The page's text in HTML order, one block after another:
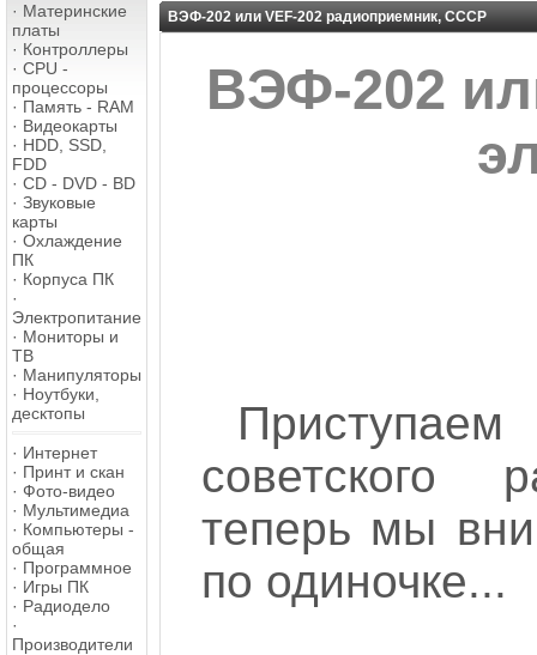
· Материнские
платы
· Контроллеры
· CPU -
процессоры
· Память - RAM
· Видеокарты
· HDD, SSD,
FDD
· CD - DVD - BD
· Звуковые
карты
· Охлаждение
ПК
· Корпуса ПК
·
Электропитание
· Мониторы и
ТВ
· Манипуляторы
· Ноутбуки,
десктопы
· Интернет
· Принт и скан
· Фото-видео
· Мультимедиа
· Компьютеры -
общая
· Программное
· Игры ПК
· Радиодело
·
Производители
ВЭФ-202 или VEF-202 радиоприемник, СССР
ВЭФ-202
советского
теперь мы
по одиночке...